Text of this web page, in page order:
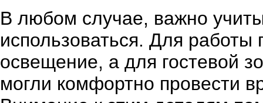
В любом случае, важно
использоваться. Для работы
освещение, а для гостевой
могли комфортно провести